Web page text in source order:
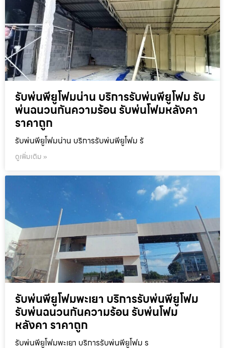
รับพ่นพียูโฟมน่าน บริการรับพ่นพียูโฟม รับ
พ่นฉนวนกันความร้อน รับพ่นโฟมหลังคา
ราคาถูก
รับพ่นพียูโฟมน่าน บริการรับพ่นพียูโฟม รั
ดูเพิ่มเติม »
รับพ่นพียูโฟมพะเยา บริการรับพ่นพียูโฟม
รับพ่นฉนวนกันความร้อน รับพ่นโฟม
หลังคา ราคาถูก
รับพ่นพียูโฟมพะเยา บริการรับพ่นพียูโฟม ร